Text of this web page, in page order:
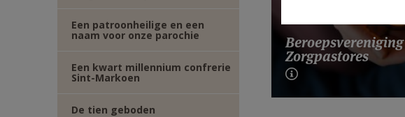
Een patroonheilige en een
naam voor onze parochie
Een kwart millennium confrerie
Sint-Markoen
De tien geboden
Beroepsvereniging
Zorgpastores